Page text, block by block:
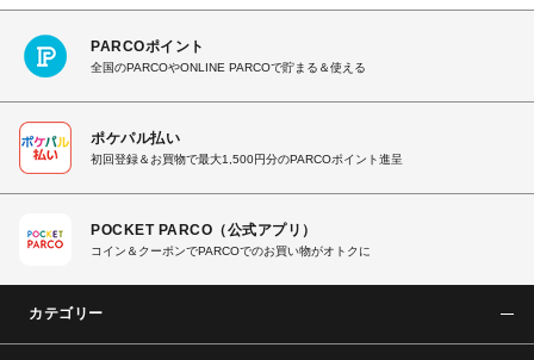
PARCOポイント
全国のPARCOやONLINE PARCOで貯まる＆使える
ポケパル払い
初回登録＆お買物で最大1,500円分のPARCOポイント進呈
POCKET PARCO（公式アプリ）
コイン＆クーポンでPARCOでのお買い物がオトクに
カテゴリー